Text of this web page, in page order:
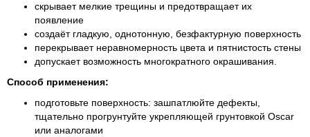
скрывает мелкие трещины и предотвращает их
появление
создаёт гладкую, однотонную, безфактурную поверхность
перекрывает неравномерность цвета и пятнистость стены
допускает возможность многократного окрашивания.
Способ применения:
подготовьте поверхность: зашпатлюйте дефекты,
тщательно прогрунтуйте укрепляющей грунтовкой Oscar
или аналогами